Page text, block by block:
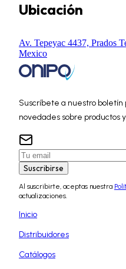
Ubicación
Av. Tepeyac 4437, Prados
Mexico
Suscríbete a nuestro boletín
novedades sobre productos
Suscribirse
Al suscribirte, aceptas nuestra
actualizaciones.
Inicio
Distribuidores
Catálogos